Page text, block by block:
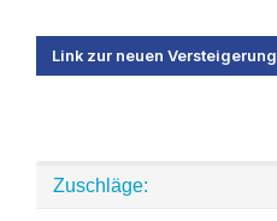
Link zur neuen Versteigerung
Zuschläge: